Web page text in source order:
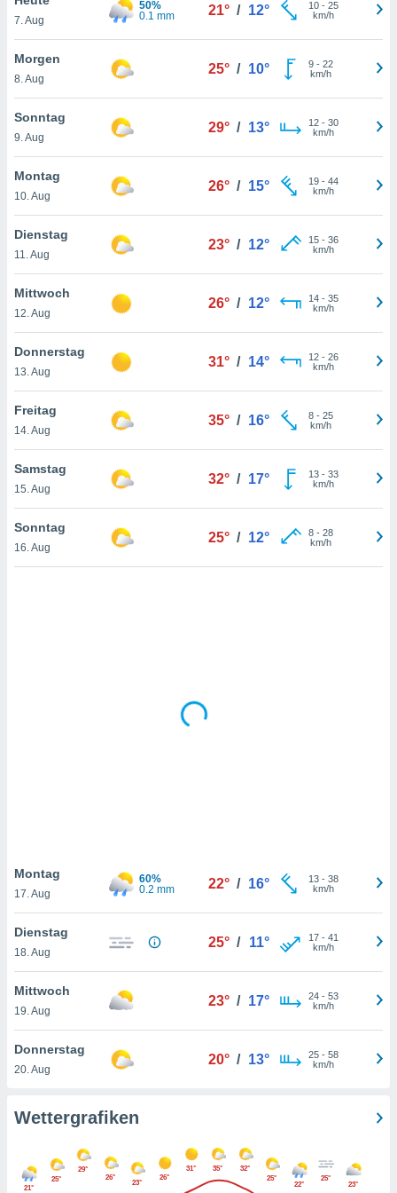
oder
Partner
es uns
das
der
Profil zu
Ihnen
finden
. Sie
jederzeit
Rand
können
von
und
klicken.
und
7. Aug
50%
0.1 mm
21° / 12° 10- 25
km/h
Morgen
8. Aug
25° / 10° 9- 22
km/h
Sonntag
9. Aug
29° / 13° 12- 30
km/h
Montag
10. Aug
26° / 15° 19- 44
km/h
Dienstag
11. Aug
23° / 12° 15- 36
km/h
Mittwoch
12. Aug
26° / 12° 14- 35
km/h
Donnerstag
13. Aug
31° / 14° 12- 26
km/h
Freitag
14. Aug
35° / 16° 8- 25
km/h
Samstag
15. Aug
32° / 17° 13- 33
km/h
Sonntag
16. Aug
25° / 12° 8- 28
km/h
Montag
17. Aug
60%
0.2 mm
22° / 16° 13- 38
km/h
Dienstag
18. Aug
25° / 11° 17- 41
km/h
Mittwoch
19. Aug
23° / 17° 24- 53
km/h
Donnerstag
20. Aug
20° / 13° 25- 58
km/h
Wettergrafiken
21°
25°
29°
26°
23°
26°
31° 35°
32°
25°
22°
25°
23°